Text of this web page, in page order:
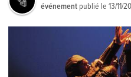
événement publié le13/11/